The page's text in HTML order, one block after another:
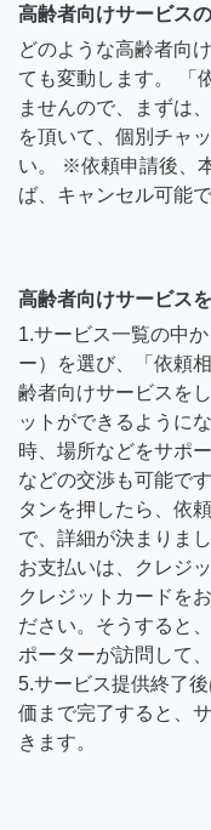
高齢者向けサービス
どのような高齢者向
ても変動します。 「
ませんので、まずは
を頂いて、個別チャ
い。 ※依頼申請後、
ば、キャンセル可能で
高齢者向けサービス
1.サービス一覧の中
ー）を選び、「依頼
齢者向けサービスを
ットができるように
時、場所などをサポ
などの交渉も可能で
タンを押したら、依
で、詳細が決まりま
お支払いは、クレジ
クレジットカードを
ださい。そうすると
ポーターが訪問して
5.サービス提供終了
価まで完了すると、
きます。